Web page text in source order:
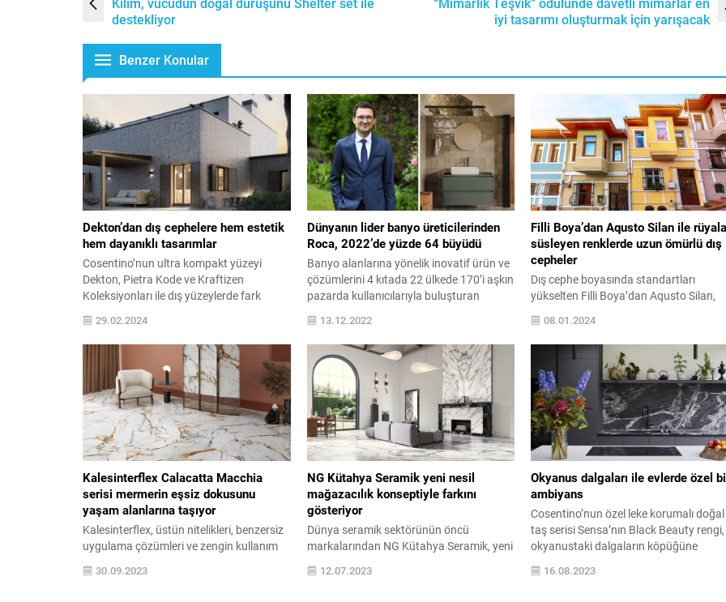
destekliyor
iyi tasarımı oluşturmak için yarışacak
Benzer Konular
Dekton’dan dış cephelere hem estetik
hem dayanıklı tasarımlar
Cosentino’nun ultra kompakt yüzeyi
Dekton, Pietra Kode ve Kraftizen
Koleksiyonları ile dış yüzeylerde fark
yaratıyor. Uluslararası tanınmış lüks iç
mekan ve ürün tasarımcısı Daniel
Germani tarafından geliştirilen Pietra
Kode Koleksiyonu İtalya’nın üç klasik
taşının zamansız güzelliğini yaşam
alanlarına taşırken, Kraftizen Koleksiyonu
ise zamansız ve dayanıklı bir dış cephe
tasarımına imkanı...
29.02.2024
Dünyanın lider banyo üreticilerinden
Roca, 2022’de yüzde 64 büyüdü
Banyo alanlarına yönelik inovatif ürün ve
çözümlerini 4 kıtada 22 ülkede 170’i aşkın
pazarda kullanıcılarıyla buluşturan
Roca, 2022 yılında toplam
satışlarda önceki yıla göre yüzde 64
büyüdü. Türkiye’nin en büyük armatür
fabrikalarından biri olan üretim
merkezinde 1 milyon adet üretim
kapasitesine ulaşan Roca, iç pazarda da
büyümesini sürdürdü. Roca Türkiye Genel
Müdürü Salvador Lopez Oliva,...
13.12.2022
Filli Boya’dan Aqusto Silan ile
süsleyen renklerde uzun ömürlü dış
cepheler
Dış cephe boyasında standartları
yükselten Filli Boya’dan Aqusto Silan,
binalara geniş renk yelpazesiyle yaz
ışıltısını getiriyor. Üstün su
yanında uzun ömürlü ve dayanıklı
cepheler sağlayan Aqusto Silan ile evler
yeni bir dış görünüme kavuşuyor.
girerken binalarımız ve yazlıklarımızın
bakımında önemli bir rol oynayan dış
cephe boyası için...
08.01.2024
Kalesinterflex Calacatta Macchia
serisi mermerin eşsiz dokusunu
yaşam alanlarına taşıyor
Kalesinterflex, üstün nitelikleri, benzersiz
uygulama çözümleri ve zengin kullanım
alanı ile sektöre yenilikçi ürünler
kazandırmaya devam ediyor. Büyük
30.09.2023
NG Kütahya Seramik yeni nesil
mağazacılık konseptiyle farkını
gösteriyor
Dünya seramik sektörünün öncü
markalarından NG Kütahya Seramik, yeni
nesil tasarımları, inovatif ebatlı ve fark
yaratan ürünlerini müşterileriyle
12.07.2023
Okyanus dalgaları ile evlerde özel
ambiyans
Cosentino’nun özel leke korumalı doğal
taş serisi Sensa’nın Black Beauty rengi,
okyanustaki dalgaların köpüğüne
benzeyen beyaz çizgilerle yaşam
alanlarınıza özel bir ambiyans getiriyor.
16.08.2023